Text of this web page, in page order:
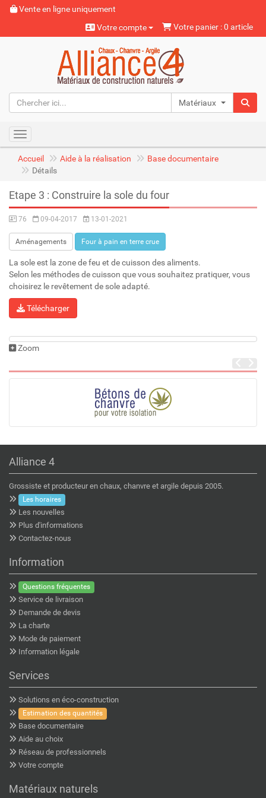
Vente en ligne uniquement
Votre compte
Votre panier : 0 article
Matériaux naturels
Toggle navigation
Accueil Aide à la réalisation
Base documentaire
Détails
Etape 3 : Construire la sole du four
76 09-04-2017 13-01-2021
Aménagements Four à pain en terre crue
La sole est la zone de feu et de cuisson des aliments.
Selon les méthodes de cuisson que vous souhaitez pratiquer, vous
choisirez le revêtement de sole adapté.
Télécharger
Zoom
Alliance 4
Grossiste et producteur en chaux, chanvre et argile depuis 2005.
Les horaires
Les nouvelles
Plus d'informations
Contactez-nous
Information
Questions fréquentes
Service de livraison
Demande de devis
La charte
Mode de paiement
Information légale
Services
Solutions en éco-construction
Estimation des quantités
Base documentaire
Aide au choix
Réseau de professionnels
Votre compte
Matériaux naturels